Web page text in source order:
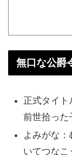
無口な公爵
正式タイト
前世拾った
よみがな
いてつなこ